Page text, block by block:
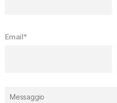
Email*